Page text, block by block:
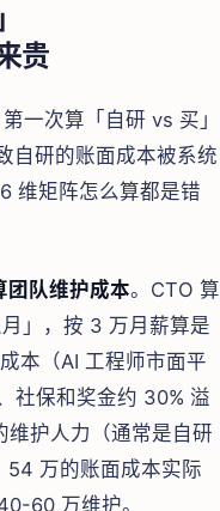
贵
一次算「自研 vs 买」
自研的账面成本被系统
维矩阵怎么算都是错
团队维护成本。CTO 算
」，按 3 万月薪算是
本（AI 工程师市面平
社保和奖金约 30% 溢
护人力（通常是自研
万的账面成本实际
60 万维护。